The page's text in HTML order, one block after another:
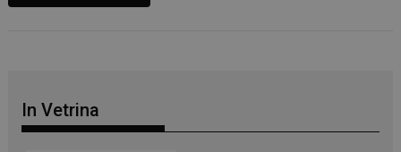
In Vetrina